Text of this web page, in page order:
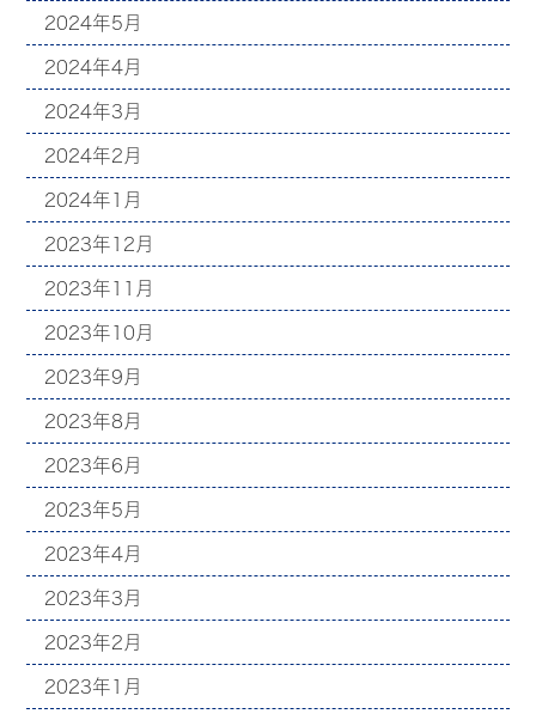
2024年5月
2024年4月
2024年3月
2024年2月
2024年1月
2023年12月
2023年11月
2023年10月
2023年9月
2023年8月
2023年6月
2023年5月
2023年4月
2023年3月
2023年2月
2023年1月